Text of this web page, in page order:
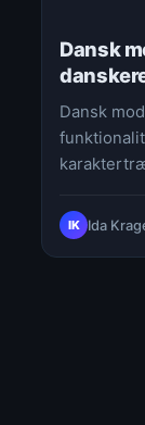
Dansk
Dansk
IK Ida